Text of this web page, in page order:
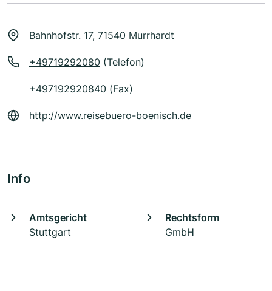
Bahnhofstr. 17, 71540 Murrhardt
+49719292080 (Telefon)
+497192920840 (Fax)
http://www.reisebuero-boenisch.de
Info
Amtsgericht
Stuttgart
Rechtsform
GmbH